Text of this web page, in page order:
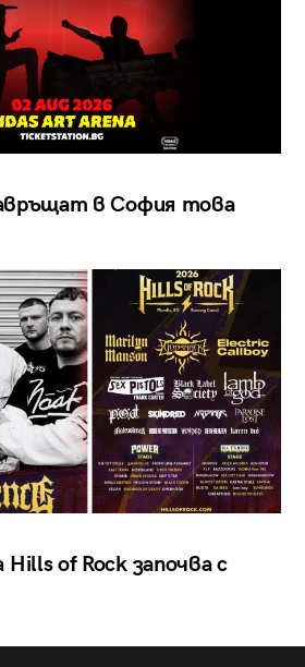
в София това
of Rock започва с